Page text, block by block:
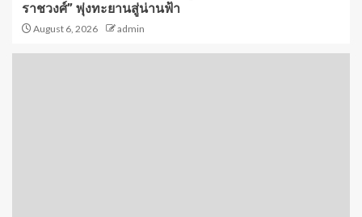
ราชวงศ์” พุ่งทะยานสู่น่านฟ้า
August 6, 2026 admin